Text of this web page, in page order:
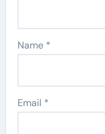
Name *
Email *